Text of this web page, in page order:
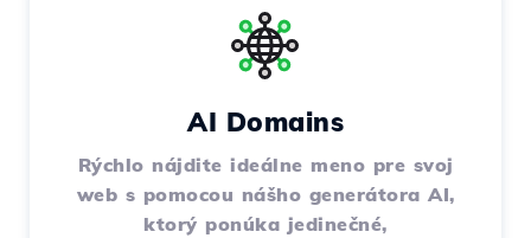
AI Domains
Rýchlo nájdite ideálne meno pre svoj
web s pomocou nášho generátora AI,
ktorý ponúka jedinečné,